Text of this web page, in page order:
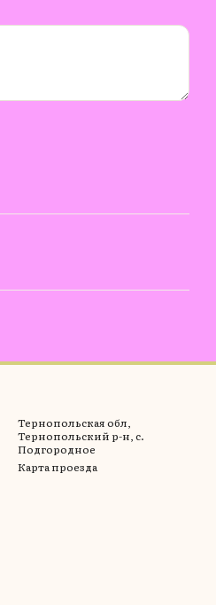
Тернопольская обл,
Тернопольский р-н, с.
Подгородное
Карта проезда